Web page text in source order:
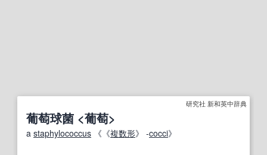
研究社 新和英中辞典
葡萄球菌 <葡萄>
a staphylococcus 《《複数形》 ‐cocci》